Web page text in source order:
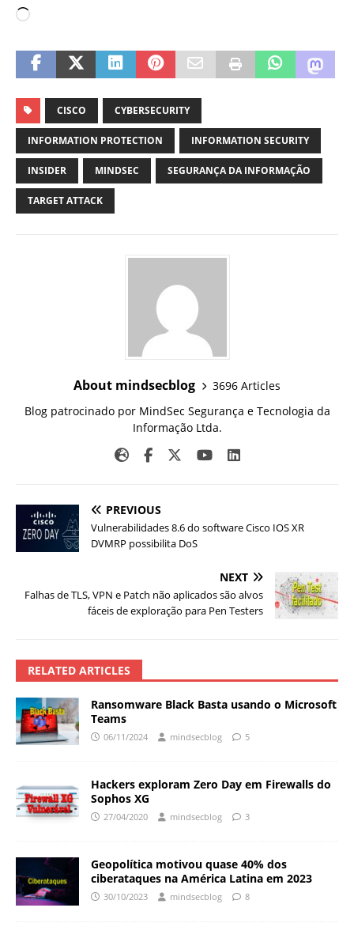
CISCO CYBERSECURITY
INFORMATION PROTECTION INFORMATION SECURITY
INSIDER MINDSEC SEGURANÇA DA INFORMAÇÃO
TARGET ATTACK
About mindsecblog
3696 Articles
Blog patrocinado por MindSec Segurança e Tecnologia da
Informação Ltda.
PREVIOUS
Vulnerabilidades 8.6 do software Cisco IOS XR
DVMRP possibilita DoS
NEXT
Falhas de TLS, VPN e Patch não aplicados são alvos
fáceis de exploração para Pen Testers
RELATED ARTICLES
Ransomware Black Basta usando o Microsoft
Teams
06/11/2024 mindsecblog 5
Hackers exploram Zero Day em Firewalls do
Sophos XG
27/04/2020 mindsecblog 3
Geopolítica motivou quase 40% dos
ciberataques na América Latina em 2023
30/10/2023 mindsecblog 8